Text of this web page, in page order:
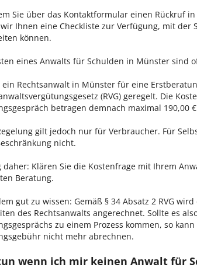
Sie über das Kontaktformular einen Rückruf
Ihnen eine Checkliste zur Verfügung, mit der
können.
eines Anwalts für Schulden in Münster sind
ein Rechtsanwalt in Münster für eine
(RVG) geregelt. Die
betragen demnach maximal 190,00
gilt jedoch nur für Verbraucher. Für
nicht.
daher: Klären Sie die Kostenfrage mit Ihrem
Beratung.
gut zu wissen: Gemäß § 34 Absatz 2 RVG
des Rechtsanwalts angerechnet. Sollte es
zu einem Prozess kommen, so
nicht mehr abrechnen.
wenn ich mir keinen Anwalt für